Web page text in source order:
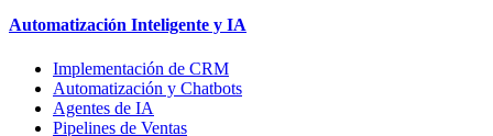
Automatización Inteligente y IA
Implementación de CRM
Automatización y Chatbots
Agentes de IA
Pipelines de Ventas